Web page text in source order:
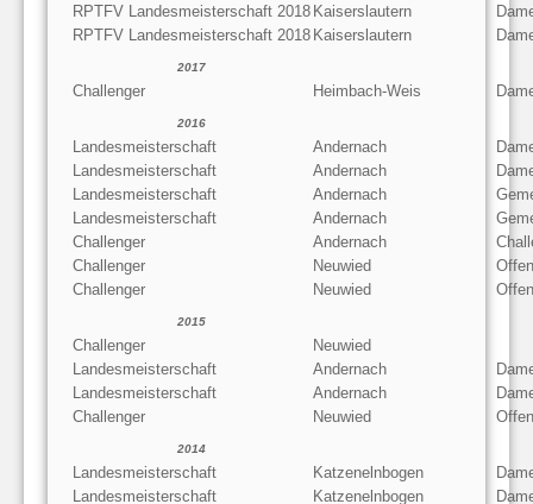
RPTFV Landesmeisterschaft 2018 Kaiserslautern
RPTFV Landesmeisterschaft 2018 Kaiserslautern
2017
Challenger Heimbach-Weis
2016
Landesmeisterschaft Andernach
Landesmeisterschaft
Andernach
Landesmeisterschaft
Andernach
Landesmeisterschaft
Andernach
Challenger
Andernach
Challenger
Neuwied
Challenger
Neuwied
2015
Challenger
Neuwied
Landesmeisterschaft
Andernach
Landesmeisterschaft
Andernach
Challenger
Neuwied
2014
Landesmeisterschaft Katzenelnbogen
Landesmeisterschaft
Katzenelnbogen